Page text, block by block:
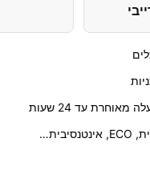
עד 24 שעות
ECO, אינטנסיבית…